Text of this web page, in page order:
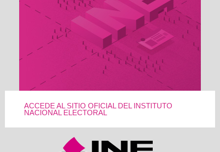
ACCEDE AL SITIO OFICIAL DEL INSTITUTO
NACIONAL ELECTORAL